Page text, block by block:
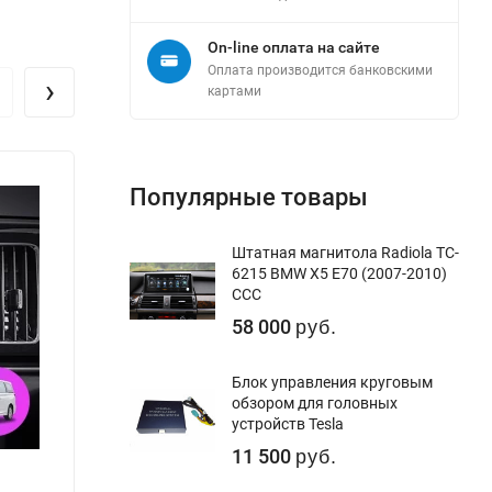
›
On-line оплата на сайте
Оплата производится банковскими
картами
Популярные товары
Штатная магнитола Radiola TC-
6215 BMW X5 E70 (2007-2010)
CCC
58 000 руб.
Блок управления круговым
обзором для головных
устройств Tesla
11 500 руб.